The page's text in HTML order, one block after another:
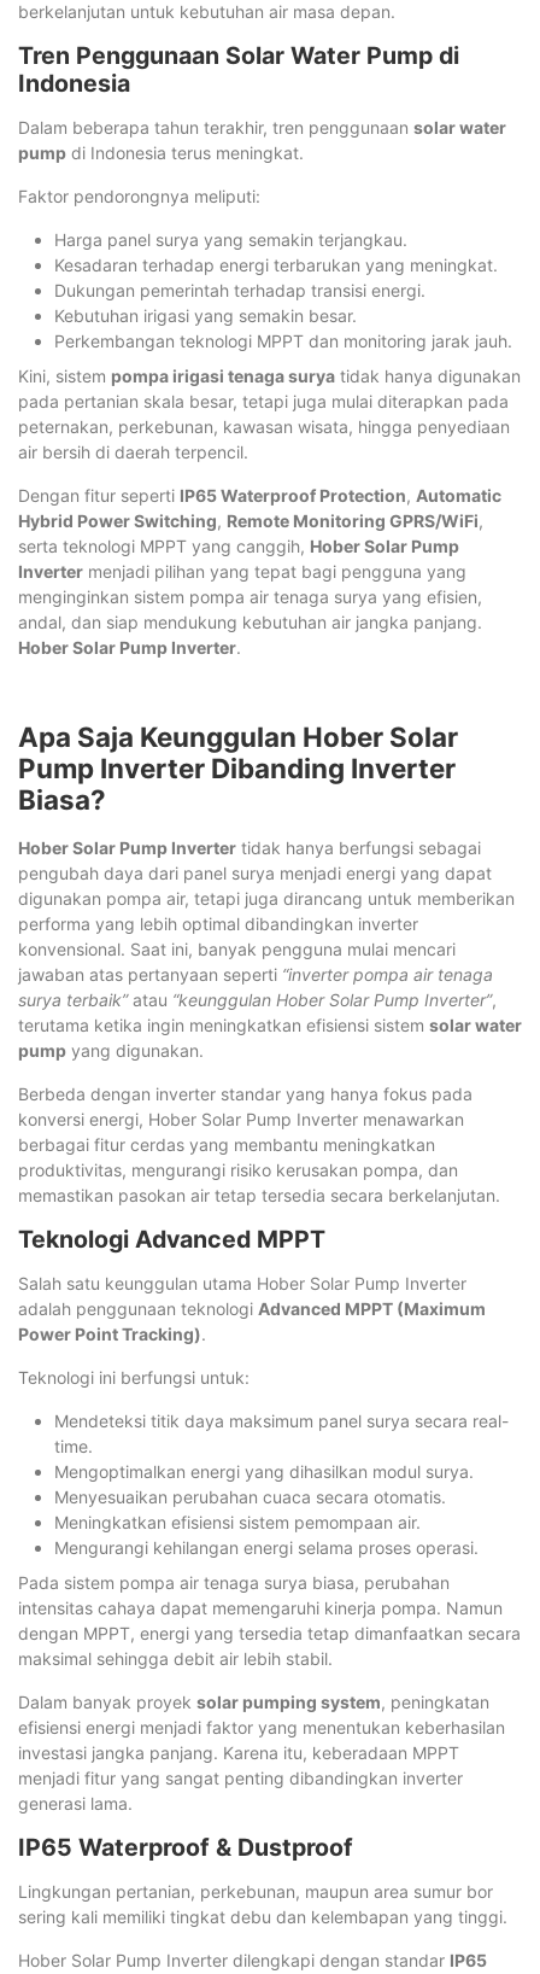
berkelanjutan untuk kebutuhan air masa depan.
Tren Penggunaan Solar Water Pump di
Indonesia
Dalam beberapa tahun terakhir, tren penggunaan solar water
pump di Indonesia terus meningkat.
Faktor pendorongnya meliputi:
Harga panel surya yang semakin terjangkau.
Kesadaran terhadap energi terbarukan yang meningkat.
Dukungan pemerintah terhadap transisi energi.
Kebutuhan irigasi yang semakin besar.
Perkembangan teknologi MPPT dan monitoring jarak jauh.
Kini, sistem pompa irigasi tenaga surya tidak hanya digunakan
pada pertanian skala besar, tetapi juga mulai diterapkan pada
peternakan, perkebunan, kawasan wisata, hingga penyediaan
air bersih di daerah terpencil.
Dengan fitur seperti IP65 Waterproof Protection, Automatic
Hybrid Power Switching, Remote Monitoring GPRS/WiFi,
serta teknologi MPPT yang canggih, Hober Solar Pump
Inverter menjadi pilihan yang tepat bagi pengguna yang
menginginkan sistem pompa air tenaga surya yang efisien,
andal, dan siap mendukung kebutuhan air jangka panjang.
Hober Solar Pump Inverter.
Apa Saja Keunggulan Hober Solar
Pump Inverter Dibanding Inverter
Biasa?
Hober Solar Pump Inverter tidak hanya berfungsi sebagai
pengubah daya dari panel surya menjadi energi yang dapat
digunakan pompa air, tetapi juga dirancang untuk memberikan
performa yang lebih optimal dibandingkan inverter
konvensional. Saat ini, banyak pengguna mulai mencari
jawaban atas pertanyaan seperti “inverter pompa air tenaga
surya terbaik”atau “keunggulan Hober Solar Pump Inverter”,
terutama ketika ingin meningkatkan efisiensi sistem solar water
pump yang digunakan.
Berbeda dengan inverter standar yang hanya fokus pada
konversi energi, Hober Solar Pump Inverter menawarkan
berbagai fitur cerdas yang membantu meningkatkan
produktivitas, mengurangi risiko kerusakan pompa, dan
memastikan pasokan air tetap tersedia secara berkelanjutan.
Teknologi Advanced MPPT
Salah satu keunggulan utama Hober Solar Pump Inverter
adalah penggunaan teknologi Advanced MPPT (Maximum
Power Point Tracking).
Teknologi ini berfungsi untuk:
Mendeteksi titik daya maksimum panel surya secara real-
time.
Mengoptimalkan energi yang dihasilkan modul surya.
Menyesuaikan perubahan cuaca secara otomatis.
Meningkatkan efisiensi sistem pemompaan air.
Mengurangi kehilangan energi selama proses operasi.
Pada sistem pompa air tenaga surya biasa, perubahan
intensitas cahaya dapat memengaruhi kinerja pompa. Namun
dengan MPPT, energi yang tersedia tetap dimanfaatkan secara
maksimal sehingga debit air lebih stabil.
Dalam banyak proyek solar pumping system, peningkatan
efisiensi energi menjadi faktor yang menentukan keberhasilan
investasi jangka panjang. Karena itu, keberadaan MPPT
menjadi fitur yang sangat penting dibandingkan inverter
generasi lama.
IP65 Waterproof & Dustproof
Lingkungan pertanian, perkebunan, maupun area sumur bor
sering kali memiliki tingkat debu dan kelembapan yang tinggi.
Hober Solar Pump Inverter dilengkapi dengan standar IP65